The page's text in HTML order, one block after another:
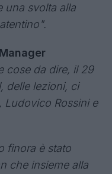
una svolta alla
cose da dire, il 29
delle lezioni, ci
Ludovico Rossini e
finora è stato
che insieme alla